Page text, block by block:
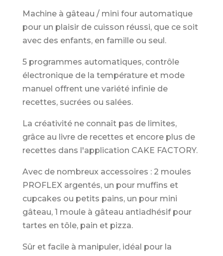
Machine à gâteau / mini four automatique
pour un plaisir de cuisson réussi, que ce soit
avec des enfants, en famille ou seul.
5 programmes automatiques, contrôle
électronique de la température et mode
manuel offrent une variété infinie de
recettes, sucrées ou salées.
La créativité ne connaît pas de limites,
grâce au livre de recettes et encore plus de
recettes dans l'application CAKE FACTORY.
Avec de nombreux accessoires : 2 moules
PROFLEX argentés, un pour muffins et
cupcakes ou petits pains, un pour mini
gâteau, 1 moule à gâteau antiadhésif pour
tartes en tôle, pain et pizza.
Sûr et facile à manipuler, idéal pour la